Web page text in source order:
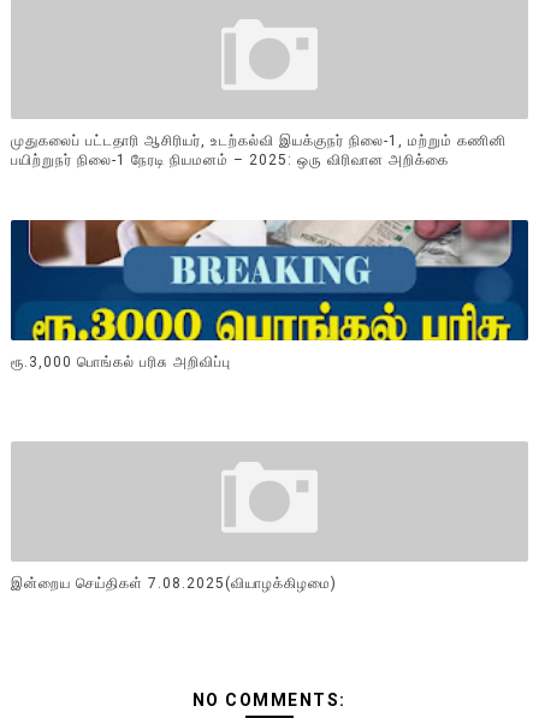
முதுகலைப் பட்டதாரி ஆசிரியர், உடற்கல்வி இயக்குநர் நிலை-1, மற்றும் கணினி
பயிற்றுநர் நிலை-1 நேரடி நியமனம் – 2025: ஒரு விரிவான அறிக்கை
ரூ.3,000 பொங்கல் பரிசு அறிவிப்பு
இன்றைய செய்திகள் 7.08.2025(வியாழக்கிழமை)
NO COMMENTS: